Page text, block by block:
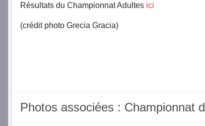
Résultats du Championnat Adultes ici
(crédit photo Grecia Gracia)
Photos associées : Championnat